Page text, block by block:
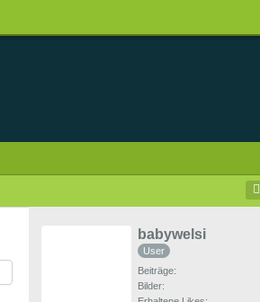
babywelsi
User
Beiträge
Bilder